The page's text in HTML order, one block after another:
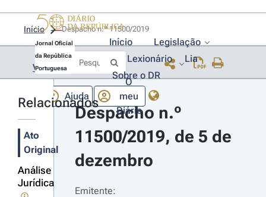
Jornal Oficial
da República
Portuguesa
Início
Legislação
Lexionário
Lia
Sobre o DR
Ajuda
O
meu
Diário
Início
Voltar
Relacionados
Ato
Original
Análise
Jurídica
Despacho n.º
11500/2019, de 5 de
dezembro
Emitente: